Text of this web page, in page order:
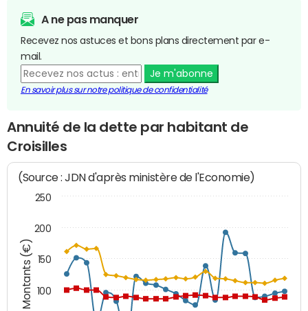
A ne pas manquer
Recevez nos astuces et bons plans directement par e-
mail.
Je m'abonne
En savoir plus sur notre politique de confidentialité
Annuité de la dette par habitant de
Croisilles
Montants (€)
(Source : JDN d'après ministère de l'Economie)
100
150
200
250